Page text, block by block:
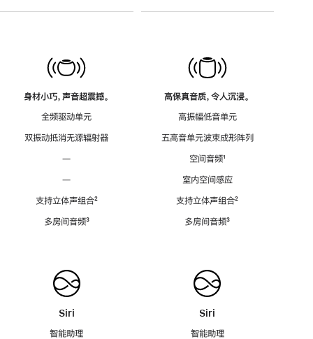
身材小巧，声音超震撼。
全频驱动单元
双振动抵消无源辐射器
—
—
支持立体声组合脚
²
多房间音频脚
³
Siri
智能助理
高保真音质，令人沉浸。
高振幅低音单元
五高音单元波束成形阵列
空间音频脚
¹
室内空间感应
支持立体声组合脚
²
多房间音频脚
³
Siri
智能助理